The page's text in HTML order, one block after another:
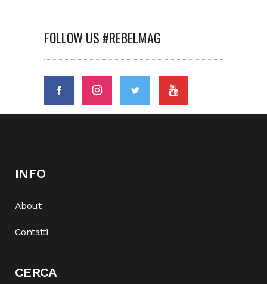
FOLLOW US #REBELMAG
INFO
About
Contatti
CERCA